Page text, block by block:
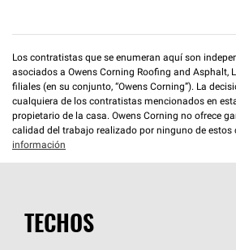
Los contratistas que se enumeran aquí son
asociados a Owens Corning Roofing and Asphalt,
filiales (en su conjunto, “Owens Corning”). La
cualquiera de los contratistas mencionados en
propietario de la casa. Owens Corning no ofrece
calidad del trabajo realizado por ninguno de estos
información
TECHOS